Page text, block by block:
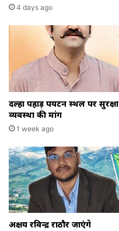
4 days ago
दल्हा पहाड़ पर्यटन स्थल पर सुरक्षा
व्यवस्था की मांग
1 week ago
अक्षय रविन्द्र राठौर जाएंगे